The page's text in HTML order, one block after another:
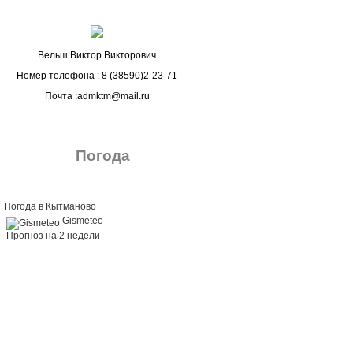
Вельш Виктор Викторович
Номер телефона : 8 (38590)2-23-71
Почта :admktm@mail.ru
Погода
Погода в Кытманово
Gismeteo
Прогноз на 2 недели